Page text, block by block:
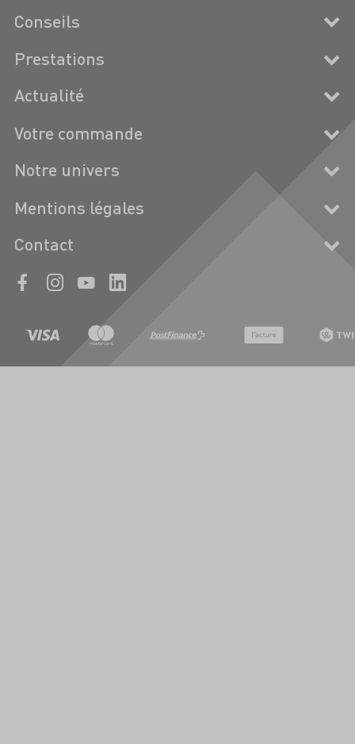
Conseils
Prestations
Actualité
Votre commande
Notre univers
Mentions légales
Contact